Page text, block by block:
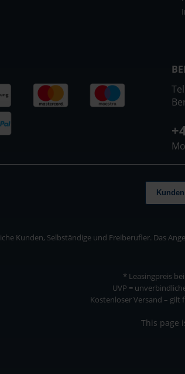
Kunden
Kunden, Selbständige und Freiberufler. Das
* Leasingpreis
UVP =
Kostenloser Versand –
This page